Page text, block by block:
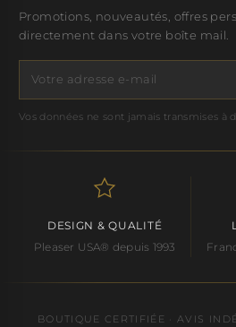
Promotions, nouveautés, offres
directement dans votre boîte mail.
Vos données ne sont jamais transmises à
DESIGN & QUALITÉ
Pleaser USA® depuis 1993
BOUTIQUE CERTIFIÉE · AVIS